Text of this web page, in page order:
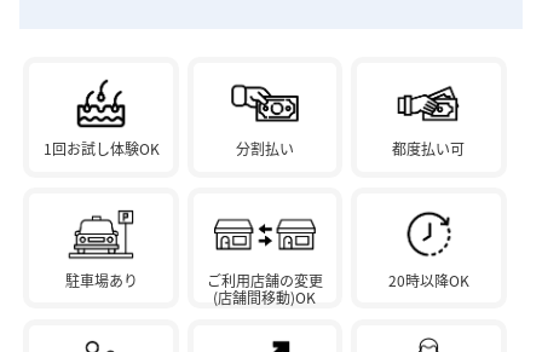
1回お試し体験OK 分割払い 都度払い可
駐車場あり
ご利用店舗の変更
(店舗間移動)OK
20時以降OK